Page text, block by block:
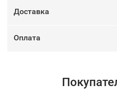
Доставка
Оплата